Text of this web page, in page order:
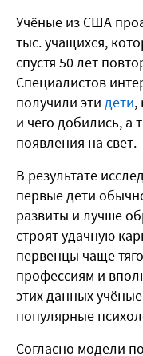
Учёные из США
тыс. учащихся,
спустя 50 лет
Специалистов
получили эти дети,
и чего добились, а
появления на свет.
В результате
первые дети
развиты и лучше
строят удачную
первенцы чаще
профессиям и
этих данных
популярные
Согласно модели